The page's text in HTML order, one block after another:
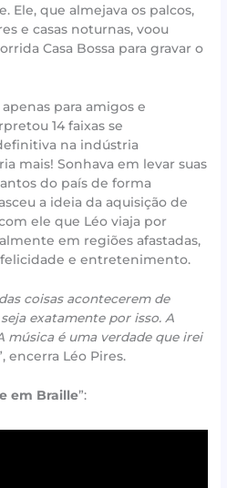
Ele, que almejava os palcos,
e casas noturnas, voou
Casa Bossa para gravar o
para amigos e
14 faixas se
na indústria
mais! Sonhava em levar suas
do país de forma
a ideia da aquisição de
ele que Léo viaja por
em regiões afastadas,
e entretenimento.
coisas acontecerem de
exatamente por isso. A
música é uma verdade que irei
encerra Léo Pires.
em Braille”: